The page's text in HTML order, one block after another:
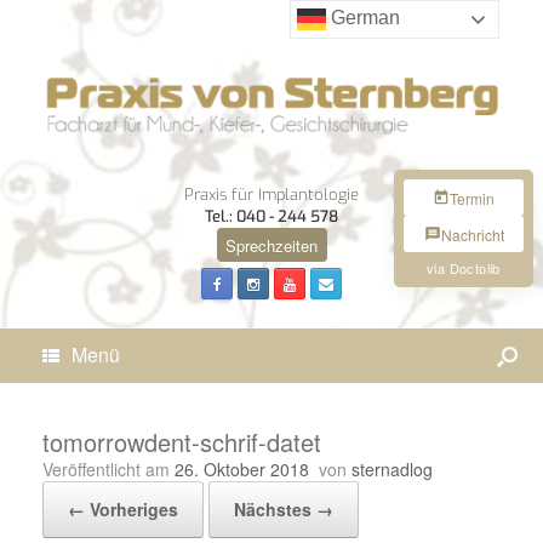
Praxis für Implantologie
Tel.: 040 - 244 578
Sprechzeiten
Menü
tomorrowdent-schrif-datet
Veröffentlicht am 26. Oktober 2018 von sternadlog
← Vorheriges
Nächstes →
Termin
Nachricht
via Doctolib
German